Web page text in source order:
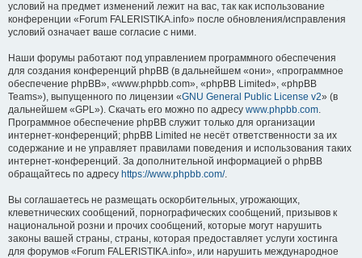
условий на предмет изменений лежит на вас, так как использование
конференции «Forum FALERISTIKA.info» после обновления/исправления
условий означает ваше согласие с ними.
Наши форумы работают под управлением программного обеспечения
для создания конференций phpBB (в дальнейшем «они», «программное
обеспечение phpBB», «www.phpbb.com», «phpBB Limited», «phpBB
Teams»), выпущенного по лицензии «GNU General Public License v2» (в
дальнейшем «GPL»). Скачать его можно по адресу www.phpbb.com.
Программное обеспечение phpBB служит только для организации
интернет-конференций; phpBB Limited не несёт ответственности за их
содержание и не управляет правилами поведения и использования таких
интернет-конференций. За дополнительной информацией о phpBB
обращайтесь по адресу https://www.phpbb.com/.
Вы соглашаетесь не размещать оскорбительных, угрожающих,
клеветнических сообщений, порнографических сообщений, призывов к
национальной розни и прочих сообщений, которые могут нарушить
законы вашей страны, страны, которая предоставляет услуги хостинга
для форумов «Forum FALERISTIKA.info», или нарушить международное